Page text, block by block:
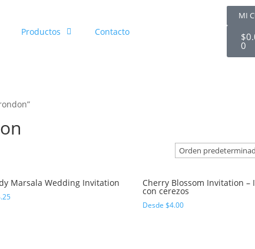
Productos Contacto
MI
$
0
Marsala Wedding Invitation Cherry Blossom Invitation –
con cerezos
Desde$4.00